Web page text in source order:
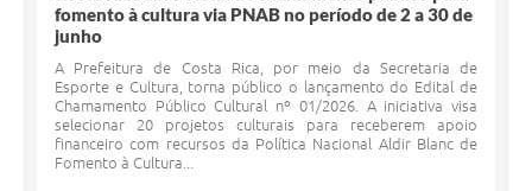
fomento à cultura via PNAB no período de 2 a 30 de
junho
A Prefeitura de Costa Rica, por meio da Secretaria de
Esporte e Cultura, torna público o lançamento do Edital de
Chamamento Público Cultural nº 01/2026. A iniciativa visa
selecionar 20 projetos culturais para receberem apoio
financeiro com recursos da Política Nacional Aldir Blanc de
Fomento à Cultura...